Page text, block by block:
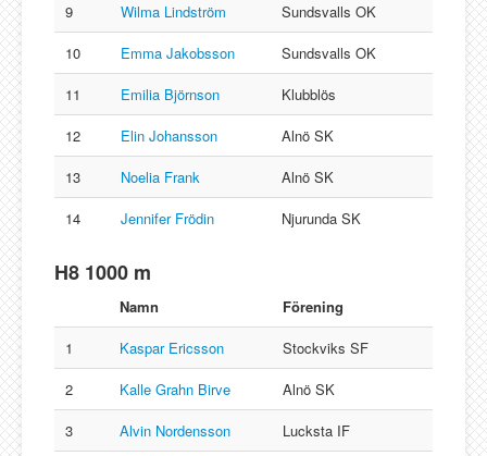
9
Wilma Lindström
Sundsvalls OK
10
Emma Jakobsson
Sundsvalls OK
11
Emilia Björnson
Klubblös
12
Elin Johansson
Alnö SK
13
Noelia Frank
Alnö SK
14
Jennifer Frödin Njurunda SK
H8 1000 m
Namn
Förening
1
Kaspar Ericsson
Stockviks SF
2
Kalle Grahn Birve
Alnö SK
3
Alvin Nordensson
Lucksta IF